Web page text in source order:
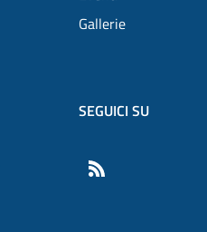
Gallerie
SEGUICI SU